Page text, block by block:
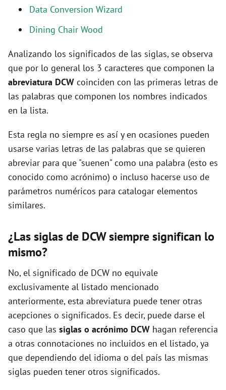
y
i
d
e
o
Data Conversion Wizard
Dining Chair Wood
Analizando los significados de las siglas, se observa
que por lo general los 3 caracteres que componen la
abreviatura DCW coinciden con las primeras letras de
las palabras que componen los nombres indicados
en la lista.
Esta regla no siempre es así y en ocasiones pueden
usarse varias letras de las palabras que se quieren
abreviar para que "suenen" como una palabra (esto es
conocido como acrónimo) o incluso hacerse uso de
parámetros numéricos para catalogar elementos
similares.
¿Las siglas de DCW siempre significan lo
mismo?
No, el significado de DCW no equivale
exclusivamente al listado mencionado
anteriormente, esta abreviatura puede tener otras
acepciones o significados. Es decir, puede darse el
caso que las siglas o acrónimo DCW hagan referencia
a otras connotaciones no incluidos en el listado, ya
que dependiendo del idioma o del país las mismas
siglas pueden tener otros significados.